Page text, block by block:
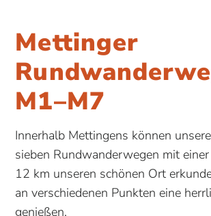
Mettinger
M1–M7
Innerhalb Mettingens können
sieben Rundwanderwegen mit
12 km unseren schönen Ort
an verschiedenen Punkten eine
genießen.